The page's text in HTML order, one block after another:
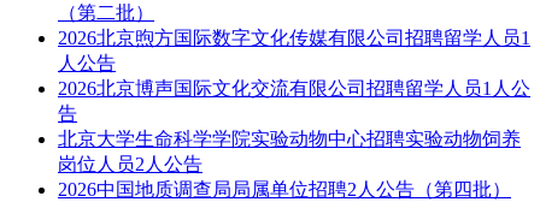
（第二批）
2026北京煦方国际数字文化传媒有限公司招聘留学人员1
人公告
2026北京博声国际文化交流有限公司招聘留学人员1人公
告
北京大学生命科学学院实验动物中心招聘实验动物饲养
岗位人员2人公告
2026中国地质调查局局属单位招聘2人公告（第四批）